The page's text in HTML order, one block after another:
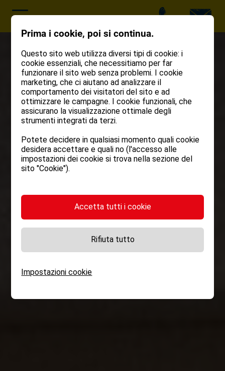
Prima i cookie, poi si continua.
Questo sito web utilizza diversi tipi di cookie: i
cookie essenziali, che necessitiamo per far
funzionare il sito web senza problemi. I cookie
marketing, che ci aiutano ad analizzare il
comportamento dei visitatori del sito e ad
ottimizzare le campagne. I cookie funzionali, che
assicurano la visualizzazione ottimale degli
strumenti integrati da terzi.
Potete decidere in qualsiasi momento quali cookie
desidera accettare e quali no (l'accesso alle
impostazioni dei cookie si trova nella sezione del
sito "Cookie").
Impostazioni cookie
Accetta tutti i cookie
Rifiuta tutto